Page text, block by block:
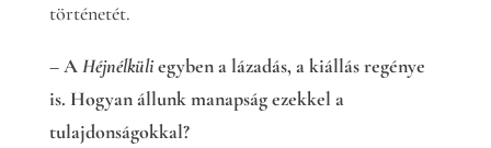
történetét.
– AHéjnélküliegyben a lázadás, a kiállás regénye
is. Hogyan állunk manapság ezekkel a
tulajdonságokkal?